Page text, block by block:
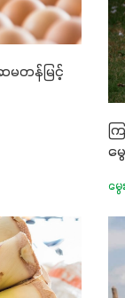
မတန်မြင့်
က
မွ
မွ